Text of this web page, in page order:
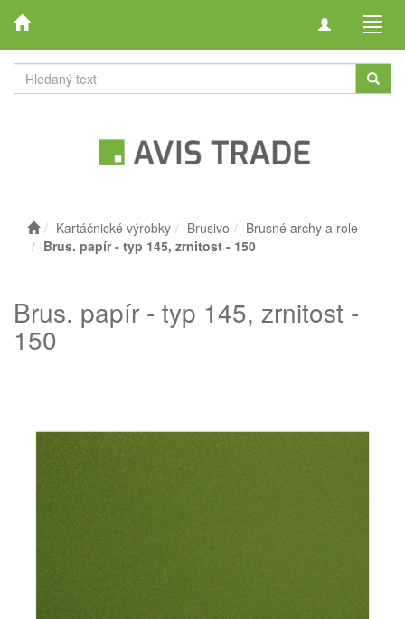
Toggle
Kartáčnické výrobky Brusivo
Brusné archy a role
Brus. papír - typ 145, zrnitost - 150
Brus. papír - typ 145, zrnitost -
150